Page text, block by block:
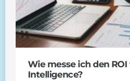
Wie messe ich den
Intelligence?